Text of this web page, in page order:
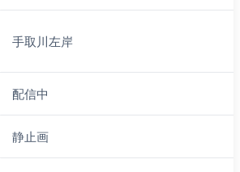
手取川左岸
配信中
静止画